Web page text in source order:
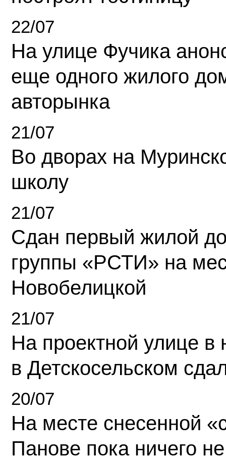
22/07
На улице Фучика
еще одного жилого
авторынка
21/07
Во дворах на
школу
21/07
Сдан первый жилой
группы «РСТИ» на
Новобелицкой
21/07
На проектной улице
в Детскосельском
20/07
На месте снесенной
Панове пока ничего